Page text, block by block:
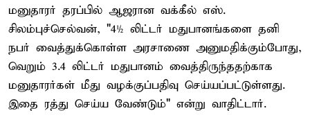
மனுதாரர் தரப்பில் ஆஜரான வக்கீல் எஸ்.
சிலம்புச்செல்வன், "4½ லிட்டர் மதுபானங்களை தனி
நபர் வைத்துக்கொள்ள அரசாணை அனுமதிக்கும்போது,
வெறும் 3.4 லிட்டர் மதுபானம் வைத்திருந்ததற்காக
மனுதாரர்கள் மீது வழக்குப்பதிவு செய்யப்பட்டுள்ளது.
இதை ரத்து செய்ய வேண்டும்" என்று வாதிட்டார்.